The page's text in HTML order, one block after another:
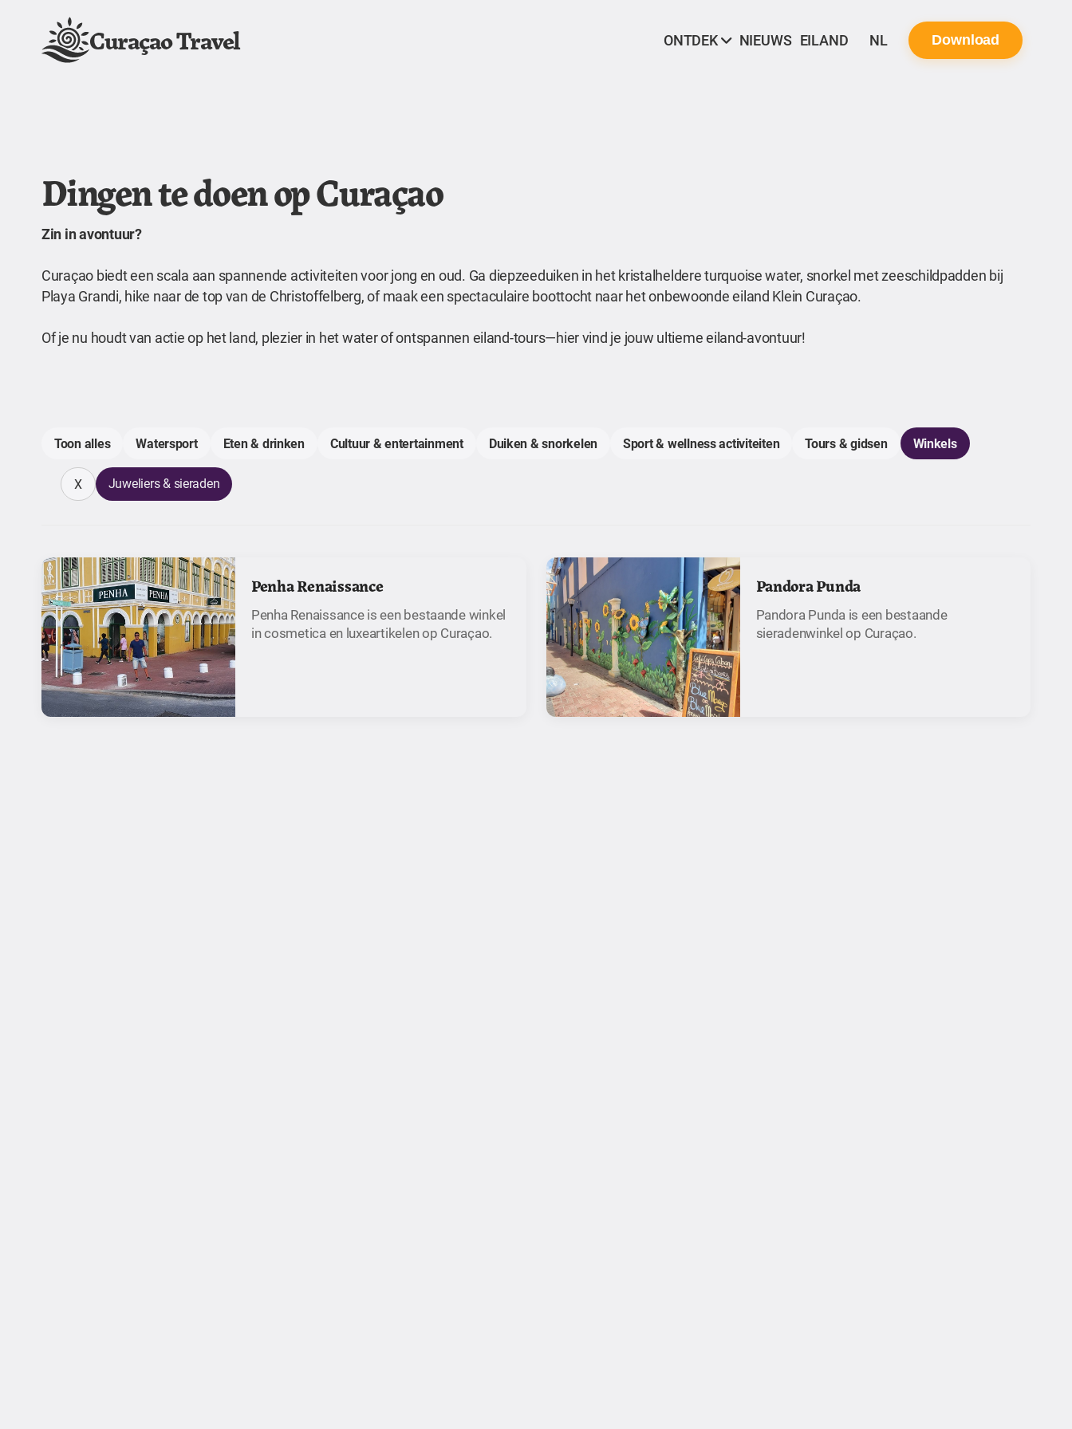
Curaçao Travel ONTDEK NIEUWS EILAND NL Download
Dingen te doen op Curaçao
Zin in avontuur?
Curaçao biedt een scala aan spannende activiteiten voor jong en oud. Ga diepzeeduiken in het kristalheldere turquoise water, snorkel met zeeschildpadden bij
Playa Grandi, hike naar de top van de Christoffelberg, of maak een spectaculaire boottocht naar het onbewoonde eiland Klein Curaçao.
Of je nu houdt van actie op het land, plezier in het water of ontspannen eiland-tours—hier vind je jouw ultieme eiland-avontuur!
Toon alles Watersport Eten & drinken Cultuur & entertainment Duiken & snorkelen Sport & wellness activiteiten Tours & gidsen Winkels
X Juweliers & sieraden
Penha Renaissance
Penha Renaissance is een bestaande winkel
in cosmetica en luxeartikelen op Curaçao.
Pandora Punda
Pandora Punda is een bestaande
sieradenwinkel op Curaçao.